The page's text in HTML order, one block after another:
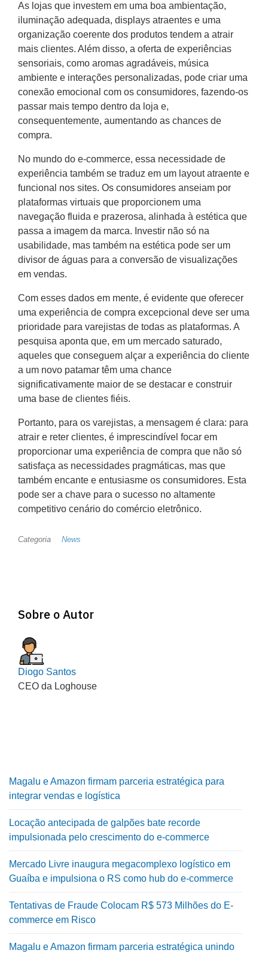
As lojas que investem em uma boa ambientação,
iluminação adequada, displays atraentes e uma
organização coerente dos produtos tendem a atrair
mais clientes. Além disso, a oferta de experiências
sensoriais, como aromas agradáveis, música
ambiente e interações personalizadas, pode criar uma
conexão emocional com os consumidores, fazendo-os
passar mais tempo dentro da loja e,
consequentemente, aumentando as chances de
compra.
No mundo do e-commerce, essa necessidade de
experiência também se traduz em um layout atraente e
funcional nos sites. Os consumidores anseiam por
plataformas virtuais que proporcionem uma
navegação fluida e prazerosa, alinhada à estética que
passa a imagem da marca. Investir não só na
usabilidade, mas também na estética pode ser um
divisor de águas para a conversão de visualizações
em vendas.
Com esses dados em mente, é evidente que oferecer
uma experiência de compra excepcional deve ser uma
prioridade para varejistas de todas as plataformas. A
pesquisa aponta que, em um mercado saturado,
aqueles que conseguem alçar a experiência do cliente
a um novo patamar têm uma chance
significativamente maior de se destacar e construir
uma base de clientes fiéis.
Portanto, para os varejistas, a mensagem é clara: para
atrair e reter clientes, é imprescindível focar em
proporcionar uma experiência de compra que não só
satisfaça as necessidades pragmáticas, mas que
também encante e entusiasme os consumidores. Esta
pode ser a chave para o sucesso no altamente
competitivo cenário do comércio eletrônico.
Categoria News
Sobre o Autor
Diogo Santos
CEO da Loghouse
Magalu e Amazon firmam parceria estratégica para
integrar vendas e logística
Locação antecipada de galpões bate recorde
impulsionada pelo crescimento do e-commerce
Mercado Livre inaugura megacomplexo logístico em
Guaíba e impulsiona o RS como hub do e-commerce
Tentativas de Fraude Colocam R$ 573 Milhões do E-
commerce em Risco
Magalu e Amazon firmam parceria estratégica unindo